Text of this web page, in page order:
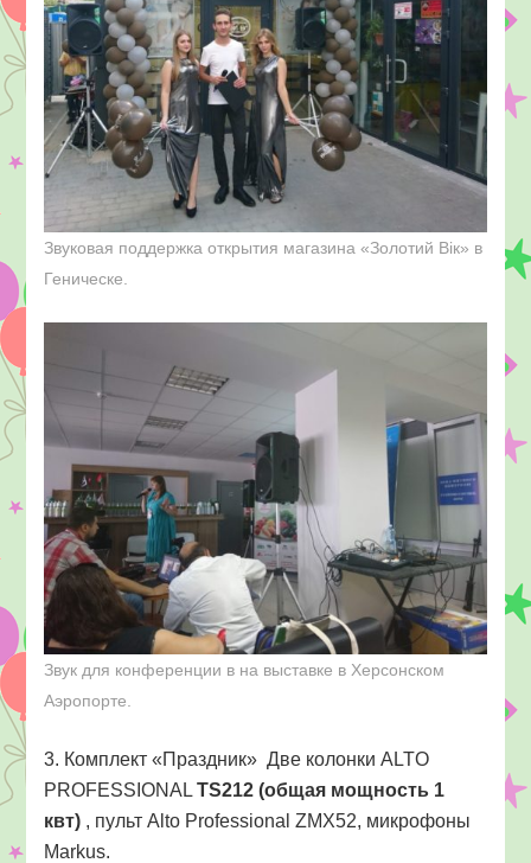
Звуковая поддержка открытия магазина «Золотий Вік» в
Геническе.
Звук для конференции в на выставке в Херсонском
Аэропорте.
3. Комплект «Праздник» Две колонки ALTO
PROFESSIONALTS212 (общая мощность 1
квт) , пульт Alto Professional ZMX52, микрофоны
Markus.